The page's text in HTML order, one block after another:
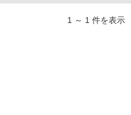
1 ～ 1 件を表示